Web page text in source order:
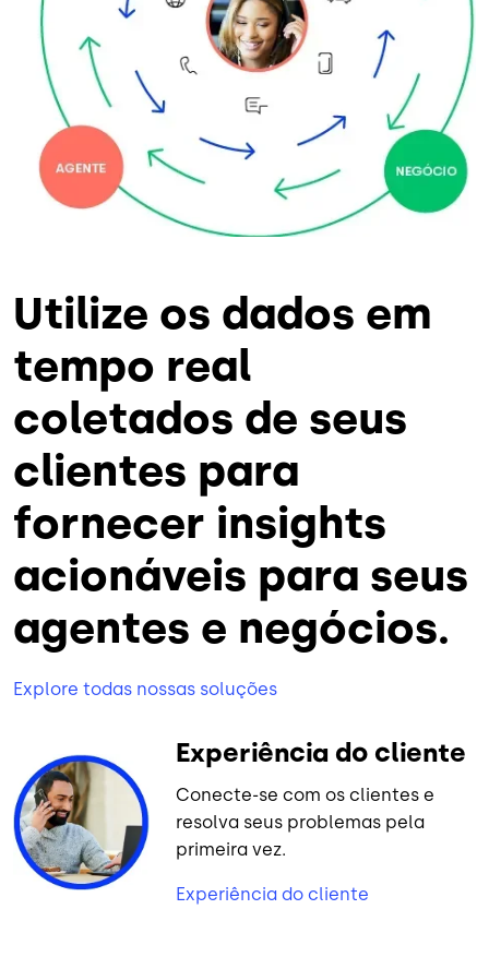
Utilize os dados em
tempo real
coletados de seus
clientes para
fornecer insights
acionáveis para seus
agentes e negócios.
Explore todas nossas soluções
Experiência do cliente
Conecte-se com os clientes e
resolva seus problemas pela
primeira vez.
Experiência do cliente